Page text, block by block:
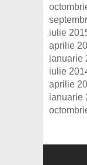
iulie
aprilie
ianuarie
iulie
aprilie
ianuarie